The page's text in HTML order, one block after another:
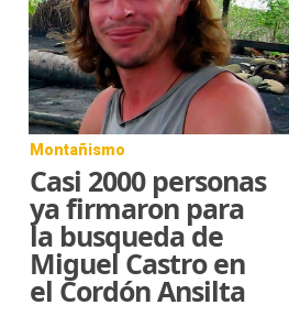
Montañismo
Casi 2000 personas
ya firmaron para
la busqueda de
Miguel Castro en
el Cordón Ansilta